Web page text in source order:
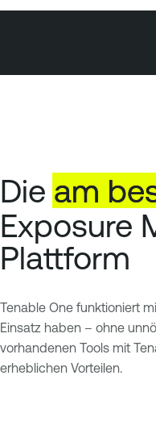
Die am
Exposure
Plattform
Tenable One funktioniert
Einsatz haben – ohne
vorhandenen Tools mit
erheblichen Vorteilen.